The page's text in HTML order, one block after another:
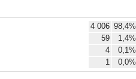
4 006 98,4%
59
1,4%
4
0,1%
1 0,0%